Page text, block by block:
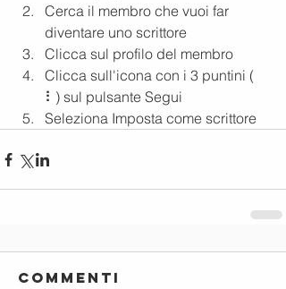
Cerca il membro che vuoi far
diventare uno scrittore
Clicca sul profilo del membro
Clicca sull'icona con i 3 puntini (
⠇) sul pulsante Segui
Seleziona Imposta come scrittore
Commenti